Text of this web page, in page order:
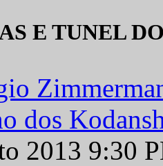
E TUNEL
dos
2013 9:30